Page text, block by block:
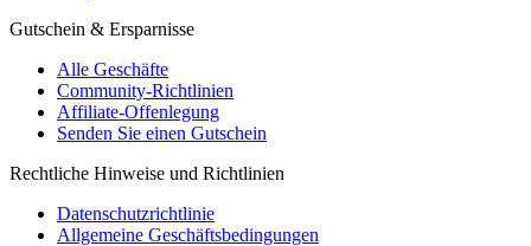
Gutschein & Ersparnisse
Alle Geschäfte
Community-Richtlinien
Affiliate-Offenlegung
Senden Sie einen Gutschein
Rechtliche Hinweise und Richtlinien
Datenschutzrichtlinie
Allgemeine Geschäftsbedingungen